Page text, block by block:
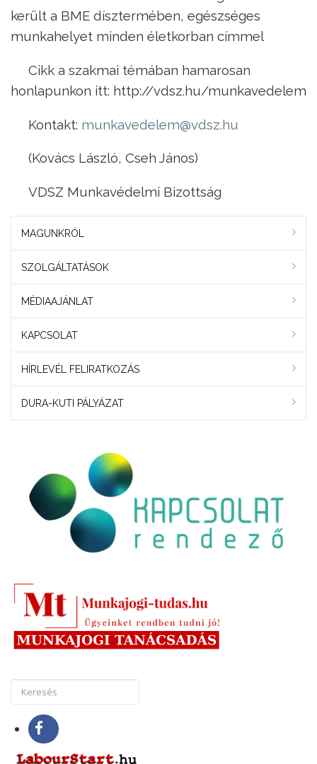
került a BME dísztermében, egészséges
munkahelyet minden életkorban címmel
Cikk a szakmai témában hamarosan
honlapunkon itt: http://vdsz.hu/munkavedelem
Kontakt: munkavedelem@vdsz.hu
(Kovács László, Cseh János)
VDSZ Munkavédelmi Bizottság
MAGUNKRÓL
SZOLGÁLTATÁSOK
MÉDIAAJÁNLAT
KAPCSOLAT
HÍRLEVÉL FELIRATKOZÁS
DURA-KUTI PÁLYÁZAT